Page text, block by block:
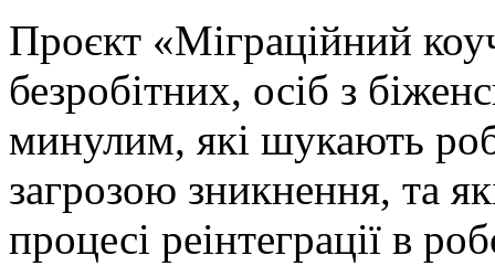
Проєкт «Міграційний
безробітних, осіб з
минулим, які шукають
загрозою зникнення, та
процесі реінтеграції в